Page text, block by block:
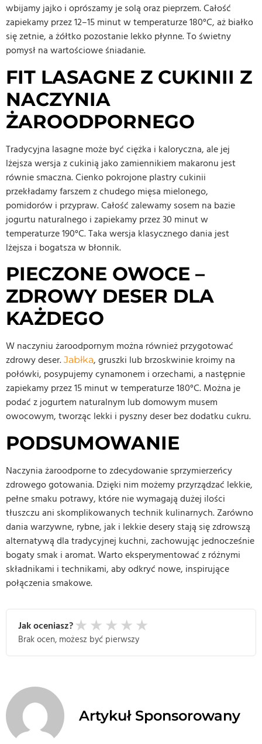
wbijamy jajko i oprószamy je solą oraz pieprzem. Całość
zapiekamy przez 12–15 minut w temperaturze 180°C, aż białko
się zetnie, a żółtko pozostanie lekko płynne. To świetny
pomysł na wartościowe śniadanie.
FIT LASAGNE Z CUKINII Z
NACZYNIA
ŻAROODPORNEGO
Tradycyjna lasagne może być ciężka i kaloryczna, ale jej
lżejsza wersja z cukinią jako zamiennikiem makaronu jest
równie smaczna. Cienko pokrojone plastry cukinii
przekładamy farszem z chudego mięsa mielonego,
pomidorów i przypraw. Całość zalewamy sosem na bazie
jogurtu naturalnego i zapiekamy przez 30 minut w
temperaturze 190°C. Taka wersja klasycznego dania jest
lżejsza i bogatsza w błonnik.
PIECZONE OWOCE –
ZDROWY DESER DLA
KAŻDEGO
W naczyniu żaroodpornym można również przygotować
zdrowy deser. Jabłka, gruszki lub brzoskwinie kroimy na
połówki, posypujemy cynamonem i orzechami, a następnie
zapiekamy przez 15 minut w temperaturze 180°C. Można je
podać z jogurtem naturalnym lub domowym musem
owocowym, tworząc lekki i pyszny deser bez dodatku cukru.
PODSUMOWANIE
Naczynia żaroodporne to zdecydowanie sprzymierzeńcy
zdrowego gotowania. Dzięki nim możemy przyrządzać lekkie,
pełne smaku potrawy, które nie wymagają dużej ilości
tłuszczu ani skomplikowanych technik kulinarnych. Zarówno
dania warzywne, rybne, jak i lekkie desery stają się zdrowszą
alternatywą dla tradycyjnej kuchni, zachowując jednocześnie
bogaty smak i aromat. Warto eksperymentować z różnymi
składnikami i technikami, aby odkryć nowe, inspirujące
połączenia smakowe.
Jak oceniasz? ★ ★ ★ ★ ★
Brak ocen, możesz być pierwszy
Artykuł Sponsorowany